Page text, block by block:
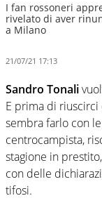
I fan rossoneri
rivelato di aver
a Milano
21/07/21 17:13
Sandro Tonali
E prima di
sembra farlo con
centrocampista,
stagione in
con delle
tifosi.